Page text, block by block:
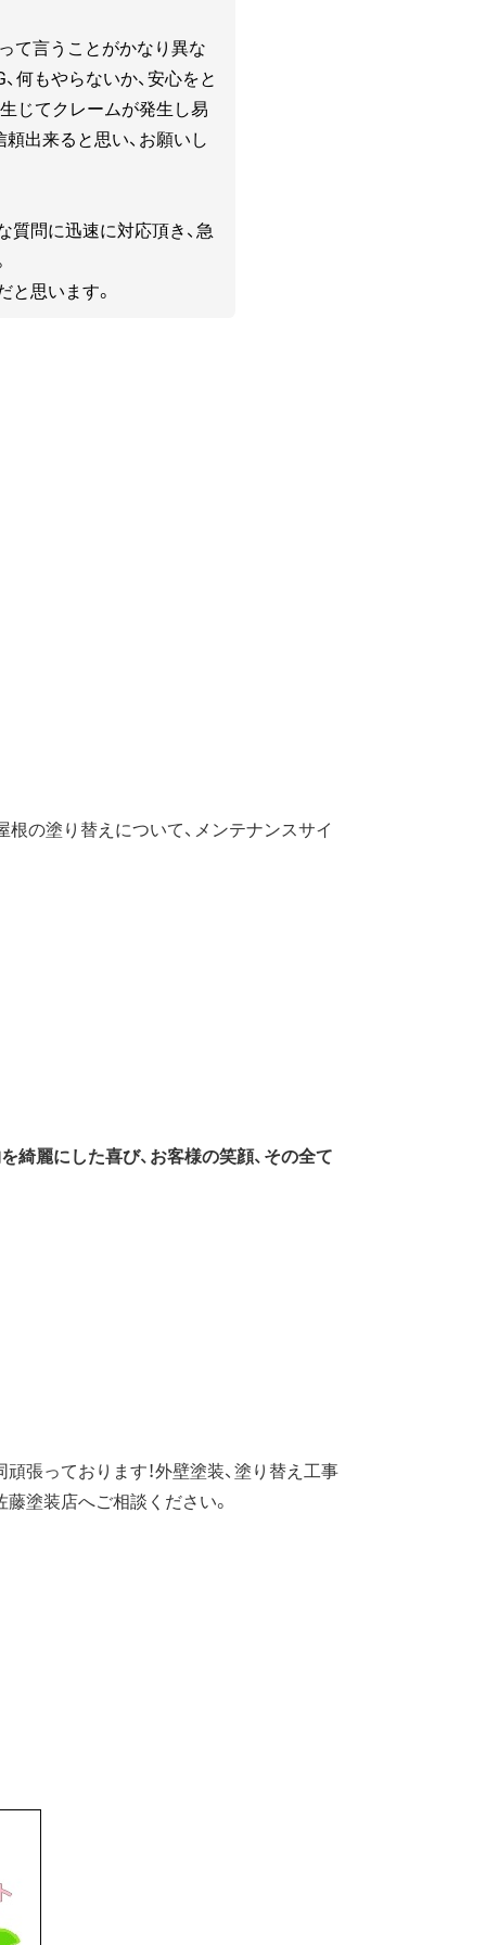
て言うことがかなり異な
何もやらないか、安心をと
じてクレームが発生し易
出来ると思い、お願いし
質問に迅速に対応頂き、急
思います。
根の塗り替えについて、メンテナンスサイ
綺麗にした喜び、お客様の笑顔、その全て
張っております！外壁塗装、塗り替え工事
塗装店へご相談ください。